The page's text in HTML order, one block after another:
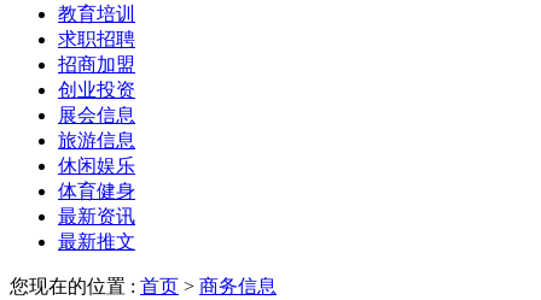
教育培训
求职招聘
招商加盟
创业投资
展会信息
旅游信息
休闲娱乐
体育健身
最新资讯
最新推文
您现在的位置 : 首页 > 商务信息